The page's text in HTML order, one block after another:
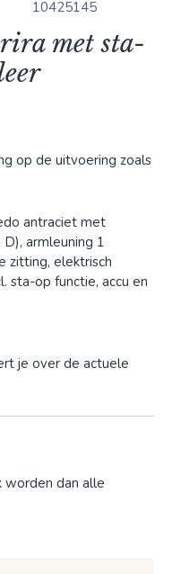
10425145
met sta-
op de uitvoering zoals
antraciet met
armleuning 1
zitting, elektrisch
sta-op functie, accu en
je over de actuele
worden dan alle